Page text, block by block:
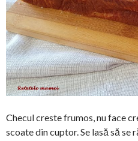
Checul creste frumos, nu face
scoate din cuptor. Se lasă să se